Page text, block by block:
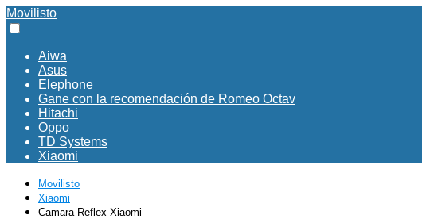
Movilisto
Aiwa
Asus
Elephone
Gane con la recomendación de Romeo Octav
Hitachi
Oppo
TD Systems
Xiaomi
Movilisto
Xiaomi
Camara Reflex Xiaomi